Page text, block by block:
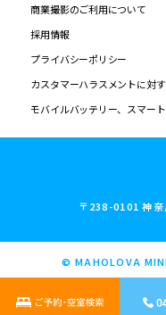
商業撮影のご利用について
採用情報
プライバシーポリシー
カスタマーハラスメントに対
モバイルバッテリー、スマー
〒238-0101 神
© MAHOLOVA